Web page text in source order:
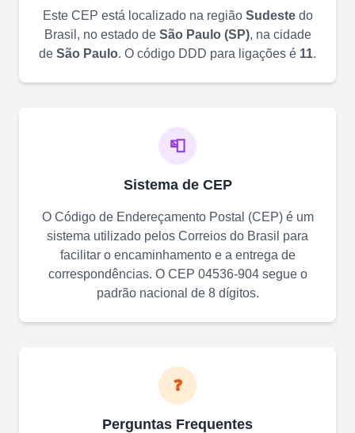
Este CEP está localizado na região Sudestedo
Brasil, no estado de São Paulo(SP), na cidade
de São Paulo. O código DDD para ligações é 11.
📮
Sistema de CEP
O Código de Endereçamento Postal (CEP) é um
sistema utilizado pelos Correios do Brasil para
facilitar o encaminhamento e a entrega de
correspondências. O CEP 04536-904segue o
padrão nacional de 8 dígitos.
❓
Perguntas Frequentes